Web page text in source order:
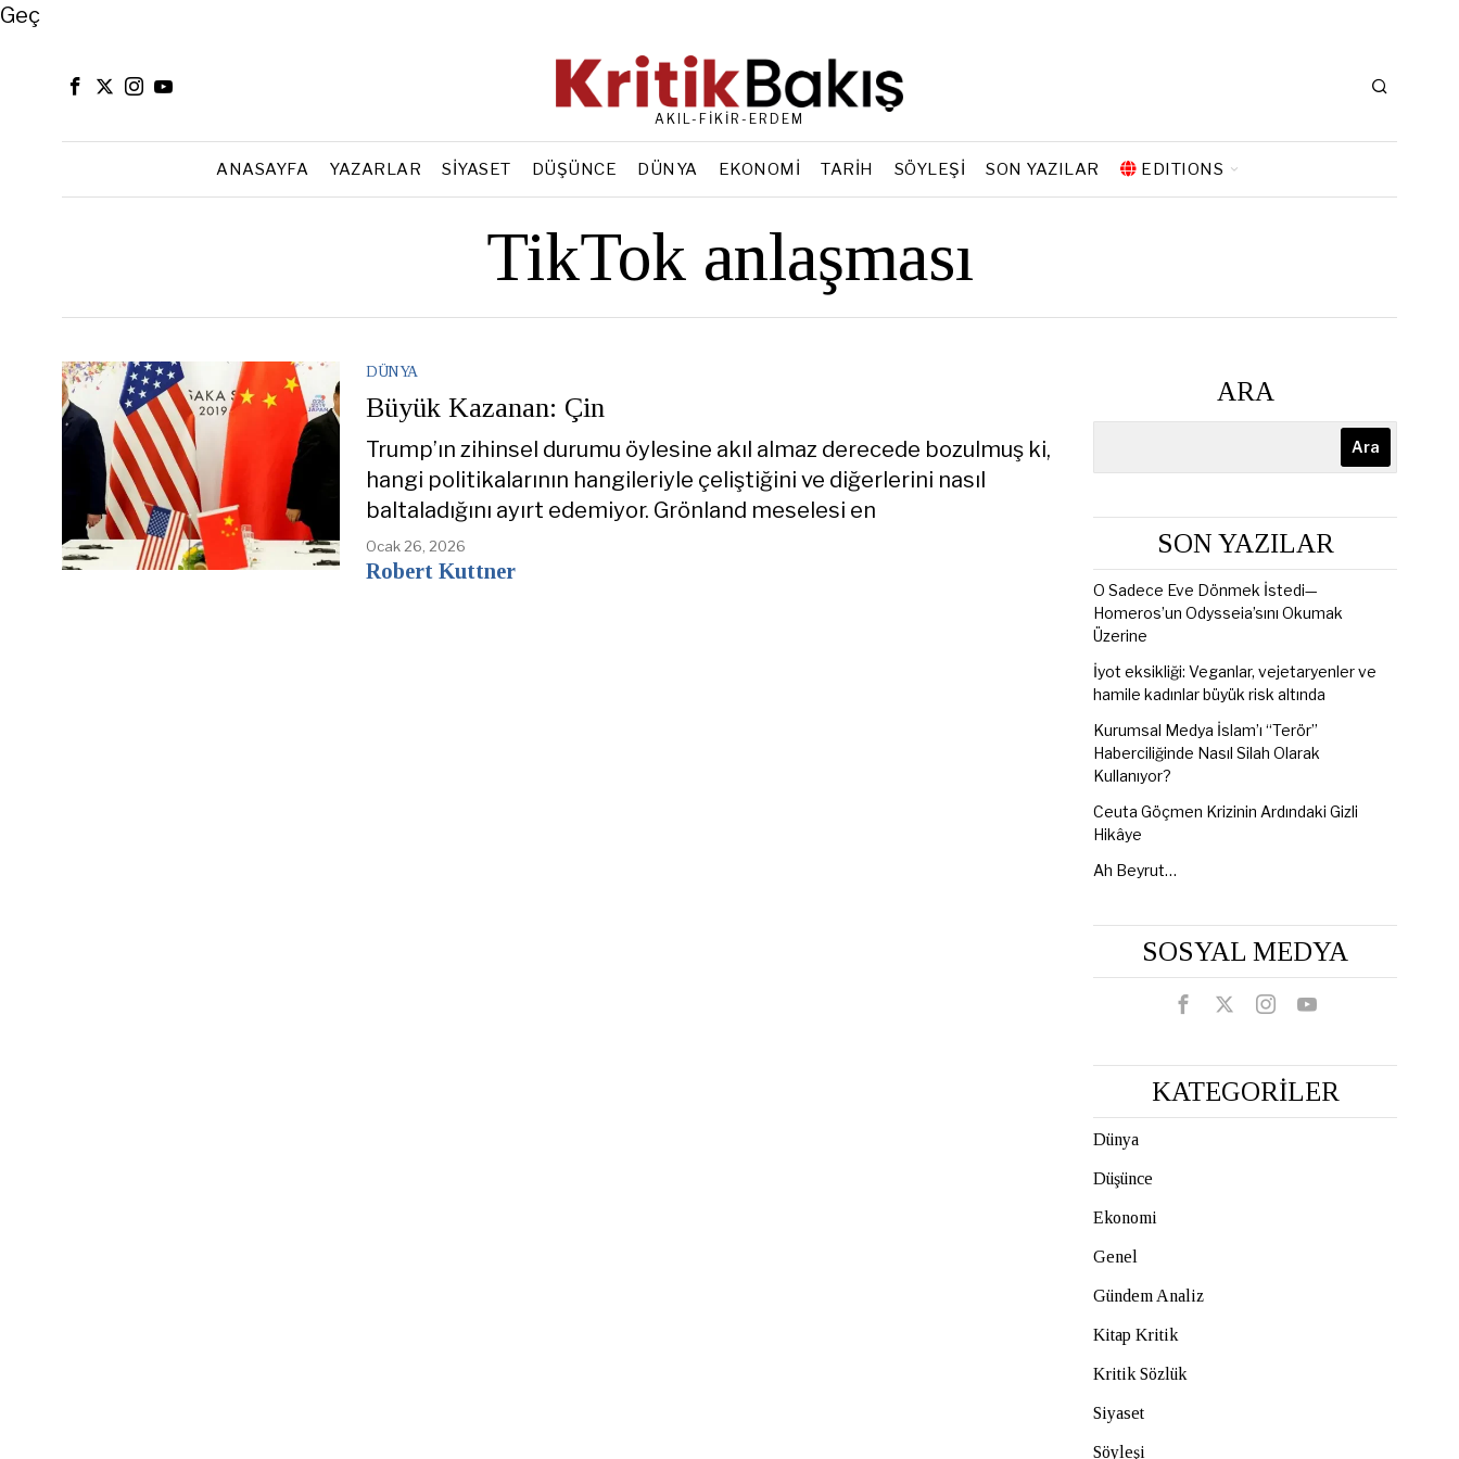
Close
Geç
AKIL-FİKİR-ERDEM
ANASAYFA YAZARLAR SIYASET DÜŞÜNCE DÜNYA EKONOMI TARIH SÖYLEŞI SON YAZILAR EDITIONS
TikTok anlaşması
DÜNYA
Büyük Kazanan: Çin
Trump’ın zihinsel durumu öylesine akıl almaz derecede bozulmuş ki,
hangi politikalarının hangileriyle çeliştiğini ve diğerlerini nasıl
baltaladığını ayırt edemiyor. Grönland meselesi en
Ocak 26, 2026
Robert Kuttner
ARA
Ara
SON YAZILAR
O Sadece Eve Dönmek İstedi—
Homeros’un Odysseia’sını Okumak
Üzerine
İyot eksikliği: Veganlar, vejetaryenler ve
hamile kadınlar büyük risk altında
Kurumsal Medya İslam’ı “Terör”
Haberciliğinde Nasıl Silah Olarak
Kullanıyor?
Ceuta Göçmen Krizinin Ardındaki Gizli
Hikâye
Ah Beyrut…
SOSYAL MEDYA
KATEGORİLER
Dünya
Düşünce
Ekonomi
Genel
Gündem Analiz
Kitap Kritik
Kritik Sözlük
Siyaset
Söyleşi